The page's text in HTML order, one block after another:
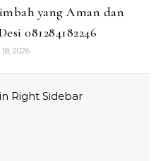
yang Aman dan
081284182246
2026
Right Sidebar